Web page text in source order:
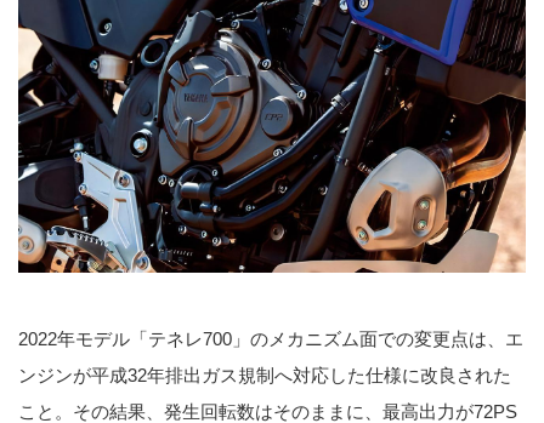
2022年モデル「テネレ700」のメカニズム面での変更点は、エ
ンジンが平成32年排出ガス規制へ対応した仕様に改良された
こと。その結果、発生回転数はそのままに、最高出力が72PS